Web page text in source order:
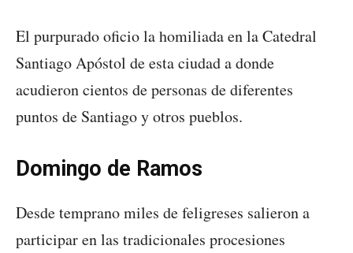
El purpurado oficio la homiliada en la Catedral
Santiago Apóstol de esta ciudad a donde
acudieron cientos de personas de diferentes
puntos de Santiago y otros pueblos.
Domingo de Ramos
Desde temprano miles de feligreses salieron a
participar en las tradicionales procesiones